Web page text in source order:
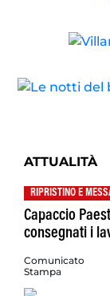
ATTUALITÀ
RIPRISTINO E
Capaccio
consegnati i
Comunicato
Stampa